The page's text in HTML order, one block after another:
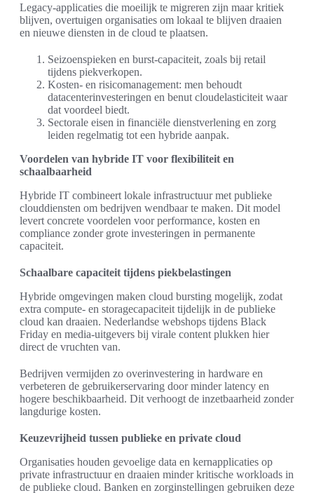
Legacy-applicaties die moeilijk te migreren zijn maar kritiek
blijven, overtuigen organisaties om lokaal te blijven draaien
en nieuwe diensten in de cloud te plaatsen.
Seizoenspieken en burst-capaciteit, zoals bij retail
tijdens piekverkopen.
Kosten- en risicomanagement: men behoudt
datacenterinvesteringen en benut cloudelasticiteit waar
dat voordeel biedt.
Sectorale eisen in financiële dienstverlening en zorg
leiden regelmatig tot een hybride aanpak.
Voordelen van hybride IT voor flexibiliteit en
schaalbaarheid
Hybride IT combineert lokale infrastructuur met publieke
clouddiensten om bedrijven wendbaar te maken. Dit model
levert concrete voordelen voor performance, kosten en
compliance zonder grote investeringen in permanente
capaciteit.
Schaalbare capaciteit tijdens piekbelastingen
Hybride omgevingen maken cloud bursting mogelijk, zodat
extra compute- en storagecapaciteit tijdelijk in de publieke
cloud kan draaien. Nederlandse webshops tijdens Black
Friday en media-uitgevers bij virale content plukken hier
direct de vruchten van.
Bedrijven vermijden zo overinvestering in hardware en
verbeteren de gebruikerservaring door minder latency en
hogere beschikbaarheid. Dit verhoogt de inzetbaarheid zonder
langdurige kosten.
Keuzevrijheid tussen publieke en private cloud
Organisaties houden gevoelige data en kernapplicaties op
private infrastructuur en draaien minder kritische workloads in
de publieke cloud. Banken en zorginstellingen gebruiken deze